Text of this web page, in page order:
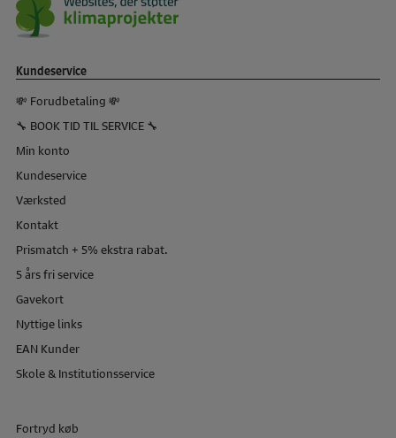
Kundeservice
💸 Forudbetaling 💸
🔧 BOOK TID TIL SERVICE 🔧
Min konto
Kundeservice
Værksted
Kontakt
Prismatch + 5% ekstra rabat.
5 års fri service
Gavekort
Nyttige links
EAN Kunder
Skole & Institutionsservice
Fortryd køb